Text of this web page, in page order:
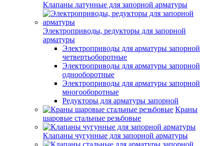
Клапаны латунные для запорной арматуры
Электроприводы, редукторы для запорной
арматуры
Электроприводы для арматуры запорной
четвертьоборотные
Электроприводы для арматуры запорной
однооборотные
Электроприводы для арматуры запорной
многооборотные
Редукторы для арматуры запорной
Краны
шаровые стальные резьбовые
Клапаны чугунные для запорной арматуры